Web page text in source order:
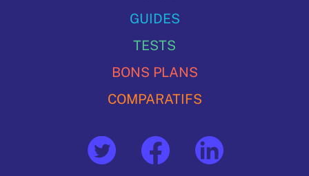
GUIDES
TESTS
BONS PLANS
COMPARATIFS